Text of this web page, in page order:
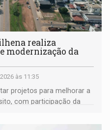
realiza
modernização da
às 11:35
projetos para melhorar a
com participação da